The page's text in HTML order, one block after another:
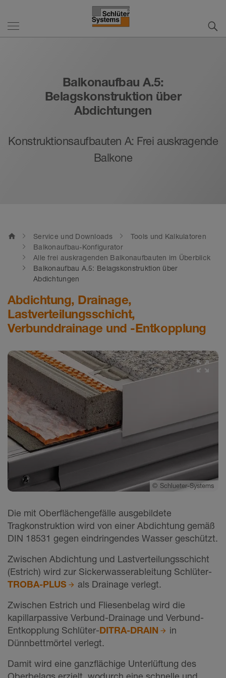
Balkonaufbau A.5:
Belagskonstruktion über
Abdichtungen
Konstruktionsaufbauten A: Frei auskragende
Balkone
home Service und Downloads
Tools und Kalkulatoren
Balkonaufbau-Konfigurator
Alle frei auskragenden Balkonaufbauten im Überblick
Balkonaufbau A.5: Belagskonstruktion über
Abdichtungen
Abdichtung, Drainage,
Lastverteilungsschicht,
Verbunddrainage und -Entkopplung
© Schlueter-Systems
Die mit Oberflächengefälle ausgebildete
Tragkonstruktion wird von einer Abdichtung gemäß
DIN 18531 gegen eindringendes Wasser geschützt.
Zwischen Abdichtung und Lastverteilungsschicht
(Estrich) wird zur Sickerwasserableitung Schlüter-
TROBA-PLUS
als Drainage verlegt.
Zwischen Estrich und Fliesenbelag wird die
kapillarpassive Verbund-Drainage und Verbund-
Entkopplung Schlüter-DITRA-DRAIN
in
Dünnbettmörtel verlegt.
Damit wird eine ganzflächige Unterlüftung des